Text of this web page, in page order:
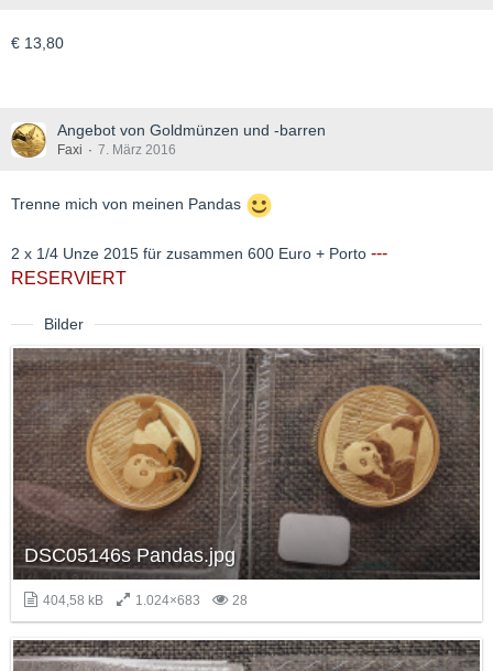
€ 13,80
Angebot von Goldmünzen und -barren
Faxi 7. März 2016
Trenne mich von meinen Pandas
2 x 1/4 Unze 2015 für zusammen 600 Euro + Porto ---
RESERVIERT
Bilder
DSC05146s Pandas.jpg
404,58 kB 1.024×683 28